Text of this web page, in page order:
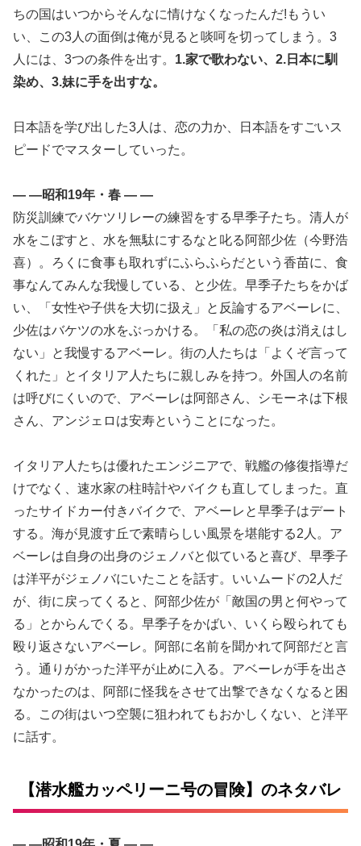
ちの国はいつからそんなに情けなくなったんだ!もうい
い、この3人の面倒は俺が見ると啖呵を切ってしまう。3
人には、3つの条件を出す。 1.家で歌わない、2.日本に馴
染め、3.妹に手を出すな。
日本語を学び出した3人は、恋の力か、日本語をすごいス
ピードでマスターしていった。
— —昭和19年・春 — —
防災訓練でバケツリレーの練習をする早季子たち。清人が
水をこぼすと、水を無駄にするなと叱る阿部少佐（今野浩
喜）。ろくに食事も取れずにふらふらだという香苗に、食
事なんてみんな我慢している、と少佐。早季子たちをかば
い、「女性や子供を大切に扱え」と反論するアベーレに、
少佐はバケツの水をぶっかける。「私の恋の炎は消えはし
ない」と我慢するアベーレ。街の人たちは「よくぞ言って
くれた」とイタリア人たちに親しみを持つ。外国人の名前
は呼びにくいので、アベーレは阿部さん、シモーネは下根
さん、アンジェロは安寿ということになった。
イタリア人たちは優れたエンジニアで、戦艦の修復指導だ
けでなく、速水家の柱時計やバイクも直してしまった。直
ったサイドカー付きバイクで、アベーレと早季子はデート
する。海が見渡す丘で素晴らしい風景を堪能する2人。ア
ベーレは自身の出身のジェノバと似ていると喜び、早季子
は洋平がジェノバにいたことを話す。いいムードの2人だ
が、街に戻ってくると、阿部少佐が「敵国の男と何やって
る」とからんでくる。早季子をかばい、いくら殴られても
殴り返さないアベーレ。阿部に名前を聞かれて阿部だと言
う。通りがかった洋平が止めに入る。アベーレが手を出さ
なかったのは、阿部に怪我をさせて出撃できなくなると困
る。この街はいつ空襲に狙われてもおかしくない、と洋平
に話す。
【潜水艦カッペリーニ号の冒険】のネタバレ